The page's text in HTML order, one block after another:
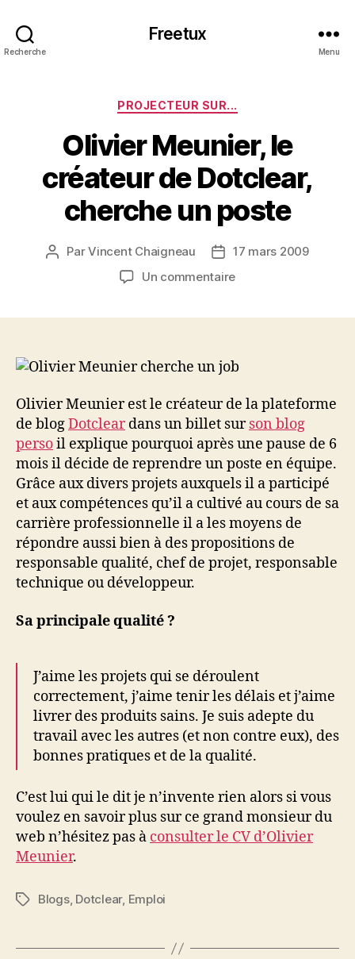
Recherche
Freetux
Menu
Catégories
PROJECTEUR SUR...
Olivier Meunier, le
créateur de Dotclear,
cherche un poste
Auteur
ParVincent Chaigneau
Date
de
17 mars 2009
Un commentairesur
de
cherche
poste
Olivier Meunier est le créateur de la plateforme
de blogDotcleardans un billet surson blog
persoil explique pourquoi après une pause de 6
mois il décide de reprendre un poste en équipe.
Grâce aux divers projets auxquels il a participé
et aux compétences qu’il a cultivé au cours de sa
carrière professionnelle il a les moyens de
répondre aussi bien à des propositions de
responsable qualité, chef de projet, responsable
technique ou développeur.
Sa principale qualité ?
J’aime les projets qui se déroulent
correctement, j’aime tenir les délais et j’aime
livrer des produits sains. Je suis adepte du
travail avec les autres (et non contre eux), des
bonnes pratiques et de la qualité.
C’est lui qui le dit je n’invente rien alors si vous
voulez en savoir plus sur ce grand monsieur du
web n’hésitez pas à consulter le CV d’Olivier
Meunier.
Étiquettes
Blogs, Dotclear, Emploi